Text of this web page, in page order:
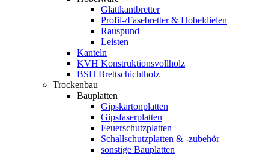
Glattkantbretter
Profil-/Fasebretter & Hobeldielen
Rauspund
Leisten
Kanteln
KVH Konstruktionsvollholz
BSH Brettschichtholz
Trockenbau
Bauplatten
Gipskartonplatten
Gipsfaserplatten
Feuerschutzplatten
Schallschutzplatten & -zubehör
sonstige Bauplatten